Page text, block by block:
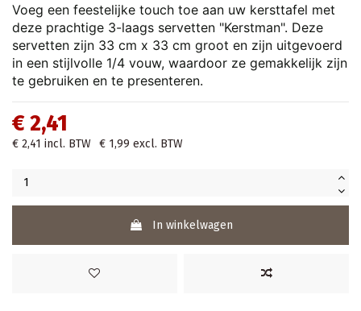
Voeg een feestelijke touch toe aan uw kersttafel met
deze prachtige 3-laags servetten "Kerstman". Deze
servetten zijn 33 cm x 33 cm groot en zijn uitgevoerd
in een stijlvolle 1/4 vouw, waardoor ze gemakkelijk zijn
te gebruiken en te presenteren.
€ 2,41
€ 2,41 incl. BTW € 1,99 excl. BTW
In winkelwagen